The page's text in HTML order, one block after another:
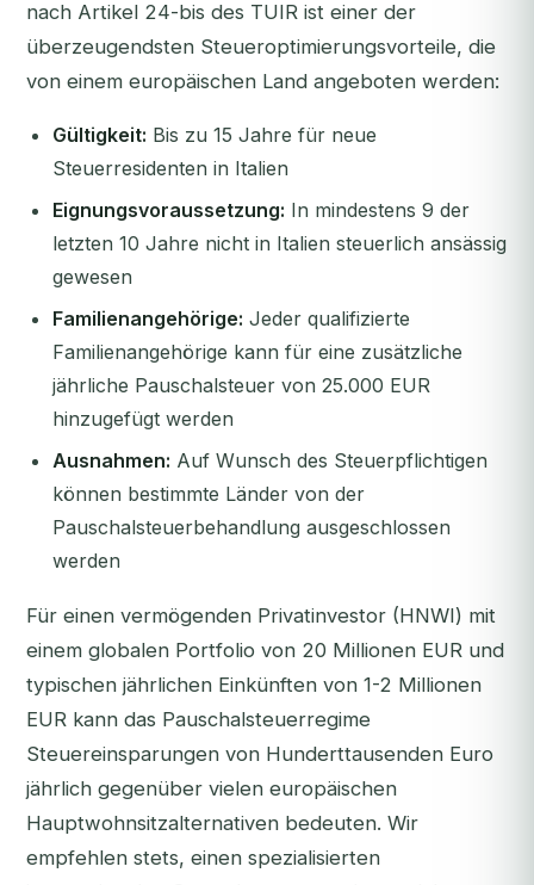
nach Artikel 24-bis des TUIR ist einer der
überzeugendsten Steueroptimierungsvorteile, die
von einem europäischen Land angeboten werden:
Gültigkeit: Bis zu 15 Jahre für neue
Steuerresidenten in Italien
Eignungsvoraussetzung: In mindestens 9 der
letzten 10 Jahre nicht in Italien steuerlich ansässig
gewesen
Familienangehörige: Jeder qualifizierte
Familienangehörige kann für eine zusätzliche
jährliche Pauschalsteuer von 25.000 EUR
hinzugefügt werden
Ausnahmen: Auf Wunsch des Steuerpflichtigen
können bestimmte Länder von der
Pauschalsteuerbehandlung ausgeschlossen
werden
Für einen vermögenden Privatinvestor (HNWI) mit
einem globalen Portfolio von 20 Millionen EUR und
typischen jährlichen Einkünften von 1-2 Millionen
EUR kann das Pauschalsteuerregime
Steuereinsparungen von Hunderttausenden Euro
jährlich gegenüber vielen europäischen
Hauptwohnsitzalternativen bedeuten. Wir
empfehlen stets, einen spezialisierten